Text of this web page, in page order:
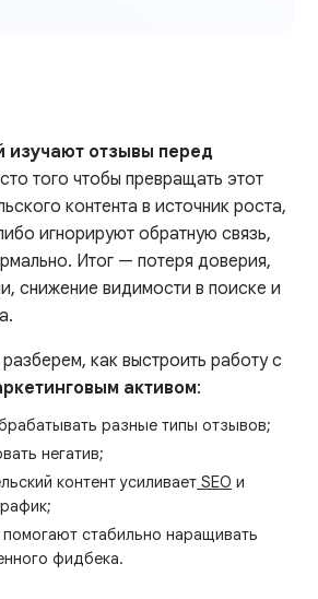
изучают отзывы перед
того чтобы превращать этот
контента в источник роста,
игнорируют обратную связь,
Итог — потеря доверия,
снижение видимости в поиске и
как выстроить работу с
активом:
разные типы отзывов;
негатив;
контент усиливает SEO и
помогают стабильно наращивать
фидбека.